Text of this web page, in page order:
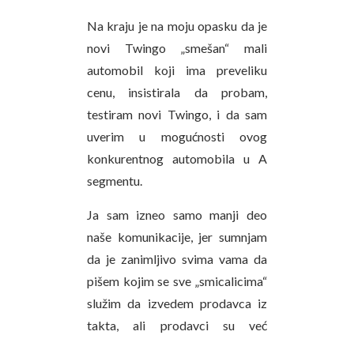
Na kraju je na moju opasku da je
novi Twingo „smešan“ mali
automobil koji ima preveliku
cenu, insistirala da probam,
testiram novi Twingo, i da sam
uverim u mogućnosti ovog
konkurentnog automobila u A
segmentu.
Ja sam izneo samo manji deo
naše komunikacije, jer sumnjam
da je zanimljivo svima vama da
pišem kojim se sve „smicalicima“
služim da izvedem prodavca iz
takta, ali prodavci su već